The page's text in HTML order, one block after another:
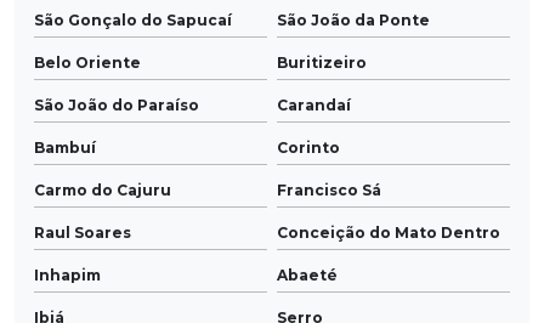
São Gonçalo do Sapucaí São João da Ponte
Belo Oriente Buritizeiro
São João do Paraíso Carandaí
Bambuí Corinto
Carmo do Cajuru Francisco Sá
Raul Soares Conceição do Mato Dentro
Inhapim Abaeté
Ibiá Serro